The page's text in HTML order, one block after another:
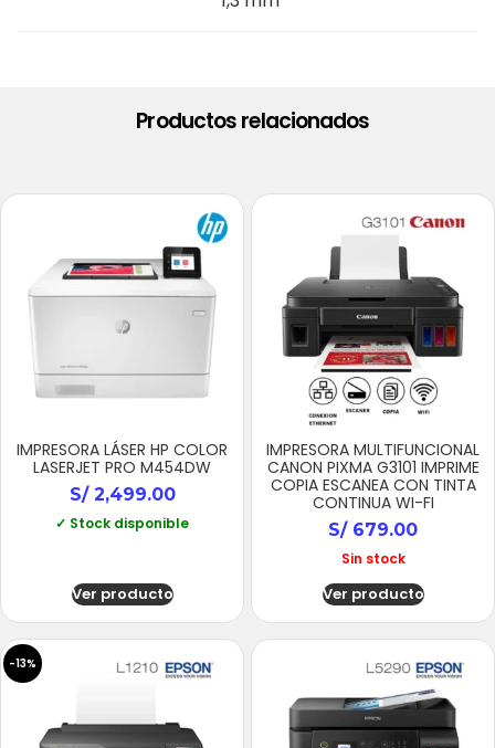
Productos relacionados
IMPRESORA LÁSER HP COLOR
LASERJET PRO M454DW
S/2,499.00
✓ Stock disponible
Ver producto
IMPRESORA MULTIFUNCIONAL
CANON PIXMA G3101 IMPRIME
COPIA ESCANEA CON TINTA
CONTINUA WI-FI
S/679.00
Sin stock
Ver producto
-13%